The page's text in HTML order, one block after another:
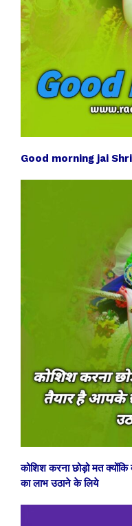
Good morning jai
कोशिश करना छोड़ो मत
का लाभ उठाने के लिये